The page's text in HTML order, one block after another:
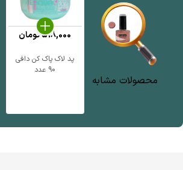
محصولات مشابه
پد لاک پاک کن دافی
90 عدد
518,000تومان